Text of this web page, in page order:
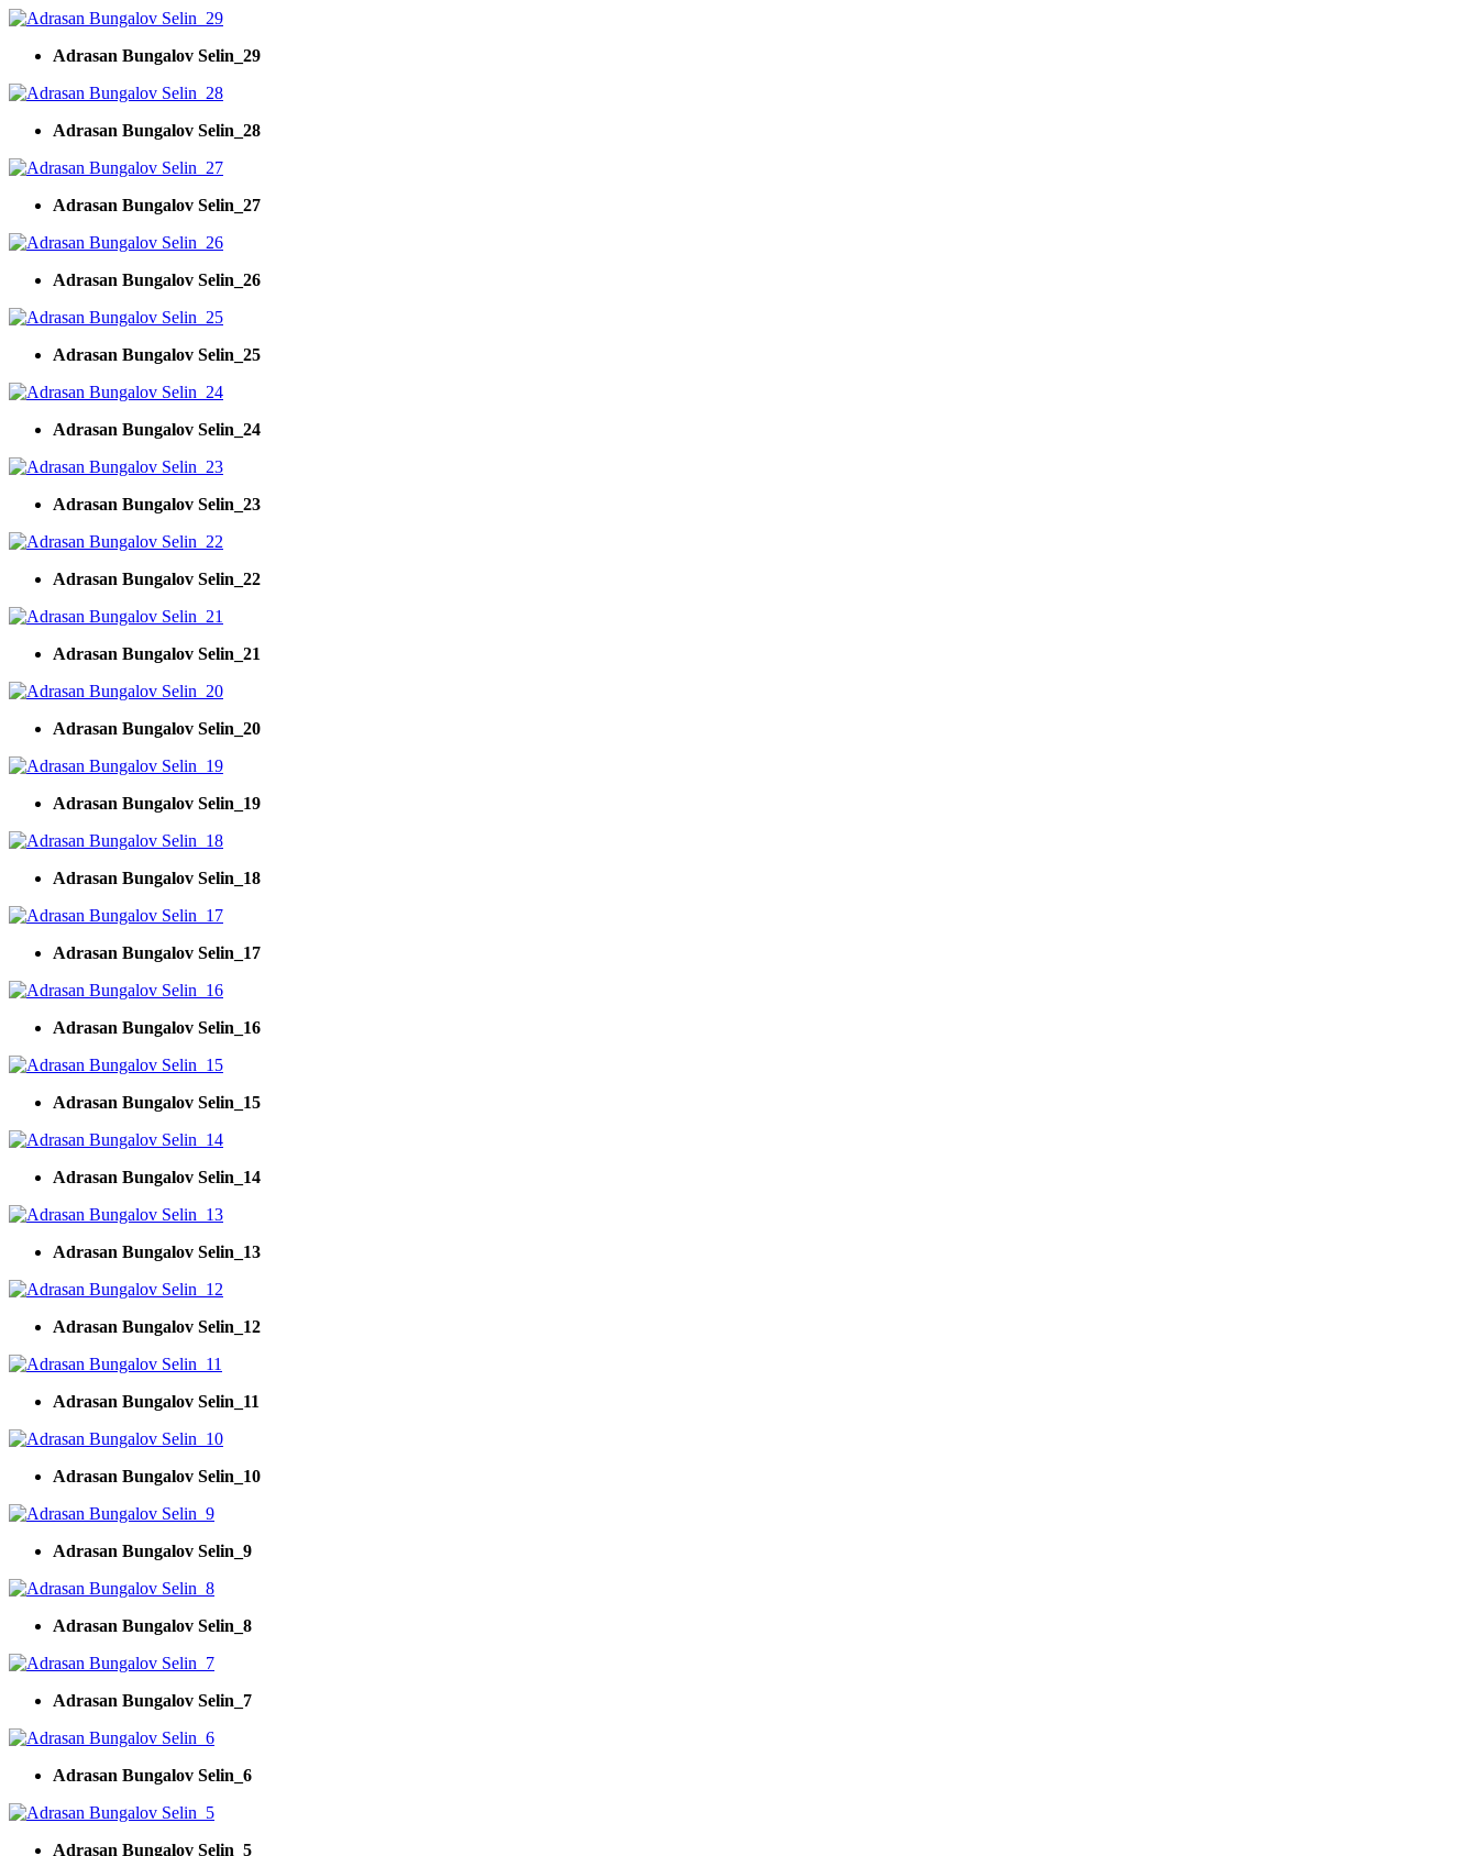
Adrasan Bungalov Selin_29
Adrasan Bungalov Selin_28
Adrasan Bungalov Selin_27
Adrasan Bungalov Selin_26
Adrasan Bungalov Selin_25
Adrasan Bungalov Selin_24
Adrasan Bungalov Selin_23
Adrasan Bungalov Selin_22
Adrasan Bungalov Selin_21
Adrasan Bungalov Selin_20
Adrasan Bungalov Selin_19
Adrasan Bungalov Selin_18
Adrasan Bungalov Selin_17
Adrasan Bungalov Selin_16
Adrasan Bungalov Selin_15
Adrasan Bungalov Selin_14
Adrasan Bungalov Selin_13
Adrasan Bungalov Selin_12
Adrasan Bungalov Selin_11
Adrasan Bungalov Selin_10
Adrasan Bungalov Selin_9
Adrasan Bungalov Selin_8
Adrasan Bungalov Selin_7
Adrasan Bungalov Selin_6
Adrasan Bungalov Selin_5